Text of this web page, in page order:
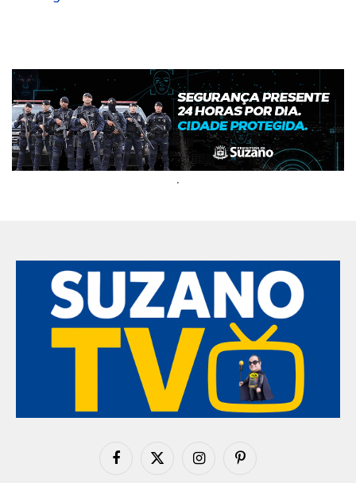
.
FacebookX
InstagramPinterest